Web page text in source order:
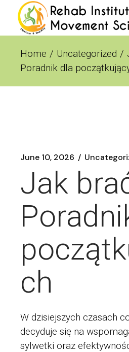
content
Home
Uncategorized
Poradnik dla
June 10, 2026
Jak
ch
W dzisiejszych czasach
decyduje się na
sylwetki oraz